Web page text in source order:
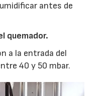
antes de
quemador.
a la entrada del
40 y 50 mbar.